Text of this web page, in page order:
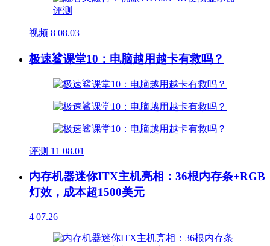
视频 8 08.03
极速鲨课堂10：电脑越用越卡有救吗？
评测 11 08.01
内存机器迷你ITX主机亮相：36根内存条+RGB
灯效，成本超1500美元
4 07.26